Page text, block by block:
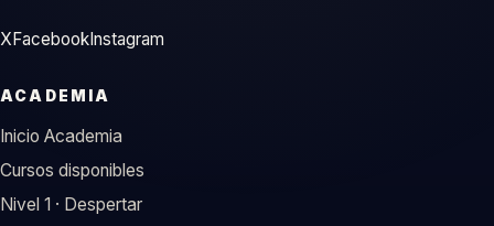
XFacebookInstagram
ACADEMIA
Inicio Academia
Cursos disponibles
Nivel 1 · Despertar